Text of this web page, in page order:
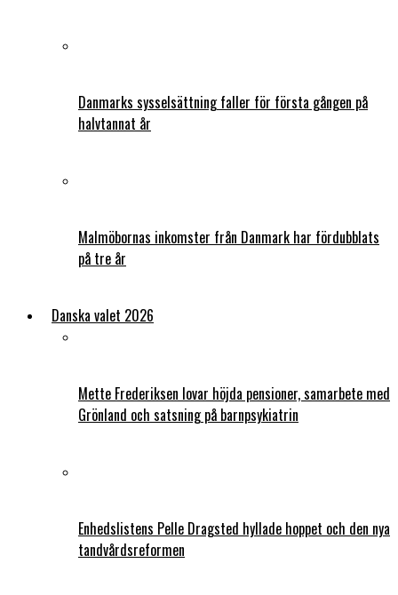
Danmarks sysselsättning faller för första gången på
halvtannat år
Malmöbornas inkomster från Danmark har fördubblats
på tre år
Danska valet 2026
Mette Frederiksen lovar höjda pensioner, samarbete med
Grönland och satsning på barnpsykiatrin
Enhedslistens Pelle Dragsted hyllade hoppet och den nya
tandvårdsreformen